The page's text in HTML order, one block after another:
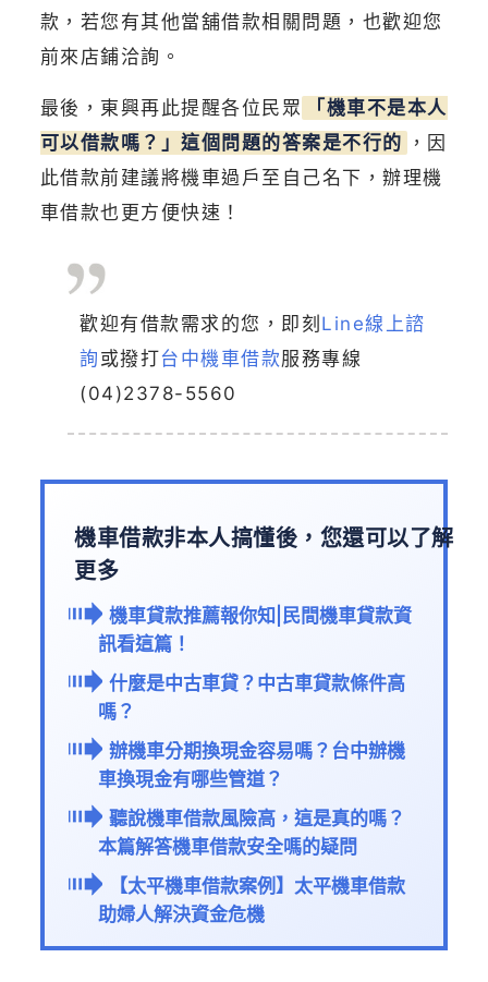
款，若您有其他當舖借款相關問題，也歡迎您
前來店鋪洽詢。
最後，東興再此提醒各位民眾
「機車不是本人
可以借款嗎？」這個問題的答案是不行的 ，因
此借款前建議將機車過戶至自己名下，辦理機
車借款也更方便快速！
歡迎有借款需求的您，即刻 Line線上諮
詢 或撥打台中機車借款服務專線
(04)2378-5560
機車借款非本人搞懂後，您還可以了解
更多
機車貸款推薦報你知|民間機車貸款資
訊看這篇！
什麼是中古車貸？中古車貸款條件高
嗎？
辦機車分期換現金容易嗎？台中辦機
車換現金有哪些管道？
聽說機車借款風險高，這是真的嗎？
本篇解答機車借款安全嗎的疑問
【太平機車借款案例】太平機車借款
助婦人解決資金危機